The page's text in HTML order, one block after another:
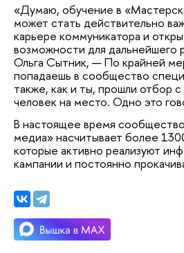
«Думаю, обучение в
может стать действительно
карьере коммуникатора и
возможности для дальнейшего
Ольга Сытник, — По крайней
попадаешь в сообщество
также, как и ты, прошли отбор
человек на место. Одно это
В настоящее время
медиа» насчитывает более
которые активно реализуют
кампании и постоянно